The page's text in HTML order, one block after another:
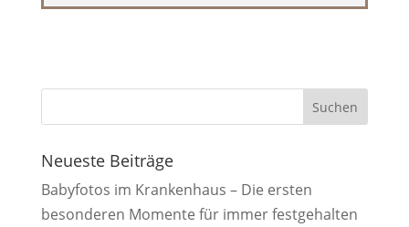
Neueste Beiträge
Babyfotos im Krankenhaus – Die ersten
besonderen Momente für immer festgehalten